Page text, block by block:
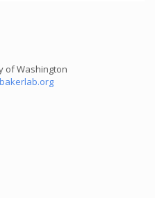
of Washington